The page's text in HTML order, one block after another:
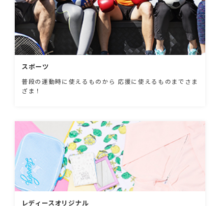
スポーツ
普段の運動時に使えるものから 応援に使えるものまでさま
ざま！
レディースオリジナル